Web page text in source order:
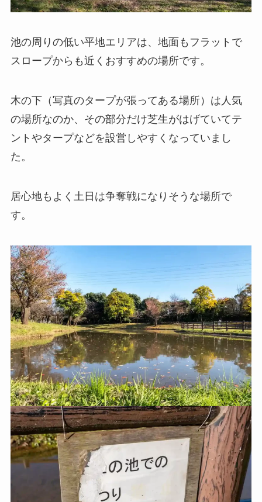
池の周りの低い平地エリアは、地面もフラットで
スロープからも近くおすすめの場所です。
木の下（写真のタープが張ってある場所）は人気
の場所なのか、その部分だけ芝生がはげていてテ
ントやタープなどを設営しやすくなっていまし
た。
居心地もよく土日は争奪戦になりそうな場所で
す。